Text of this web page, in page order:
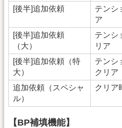
[後半]追加依頼
テンシ
ア
[後半]追加依頼
（大）
テンシ
リア
[後半]追加依頼（特
大）
テンシ
クリア
追加依頼（スペシャ
ル）
クリア
【BP補填機能】